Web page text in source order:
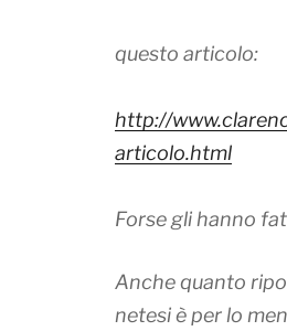
questo articolo:
http://
articolo.html
Forse gli hanno
Anche quanto
netesi è per lo